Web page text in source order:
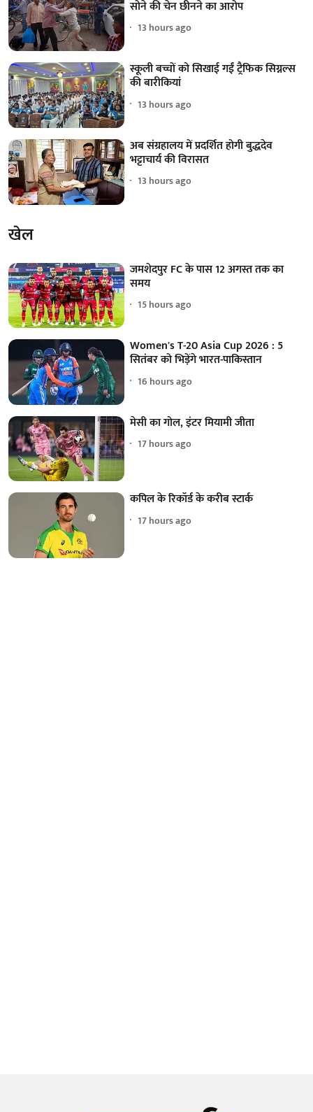
सोने की चेन छीनने का आरोप
13 hours ago
स्कूली बच्चों को सिखाई गईं ट्रैफिक सिग्नल्स
की बारीकियां
13 hours ago
अब संग्रहालय में प्रदर्शित होगी बुद्धदेव
भट्टाचार्य की विरासत
13 hours ago
खेल
जमशेदपुर FC के पास 12 अगस्त तक का
समय
15 hours ago
Women's T-20 Asia Cup 2026 : 5
सितंबर को भिड़ेंगे भारत-पाकिस्तान
16 hours ago
मेसी का गोल, इंटर मियामी जीता
17 hours ago
कपिल के रिकॉर्ड के करीब स्टार्क
17 hours ago